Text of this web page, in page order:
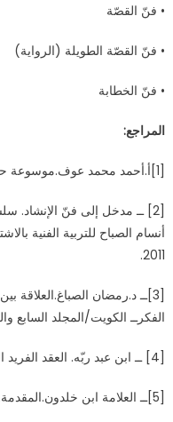
• فنّ القصّة
• فنّ القصّة الطويلة (الرواية)
• فنّ الخطابة
المراجع:
[1]أ.أحمد محمد عوف.موسوعة حضارة العالم/فنون.
[2] ــ مدخل إلى فنّ الإنشاد.
أنسام الصباح للتربية الفنية
2011.
[3]ــ د.رمضان الصباغ.العلاقة
الفكرــ الكويت/المجلد السابع
[4] ــ ابن عبد ربّه. العقد الفريد الجزء الثاني.
[5]ــ العلامة ابن خلدون.المقدمة.ط4 دار القلم.بيروت.